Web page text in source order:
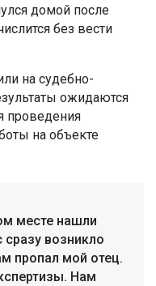
домой после
без вести
на судебно-
ожидаются
проведения
на объекте
месте нашли
сразу возникло
пропал мой отец.
Нам